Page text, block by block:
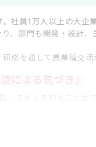
社員1万人以上の大企
、部門も開発・設計、
修を通して異業種交流
による気づき」